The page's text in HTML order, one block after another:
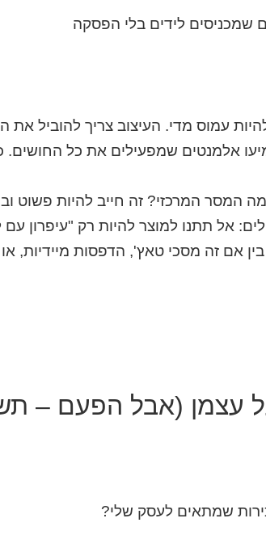
עמוס מדי. העיצוב צריך להוביל את
אלמנטים שמפעילים את כל
המסר המרכזי? זה חייב להיות פשוט
אל תתנו למוצר להיות רק "עיפרון עם
עצמן (אבל הפעם –
שמתאים לעסק שלי?